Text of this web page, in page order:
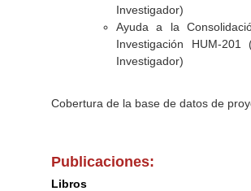
Investigador)
Ayuda a la
Investigación HUM-201
Investigador)
Cobertura de la base de datos de
Publicaciones:
Libros